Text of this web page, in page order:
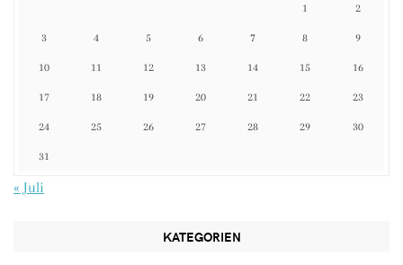
1 2
3 4 5 6 7 8 9
10 11 12 13 14 15 16
17 18 19 20 21 22 23
24 25 26 27 28 29 30
31
« Juli
KATEGORIEN